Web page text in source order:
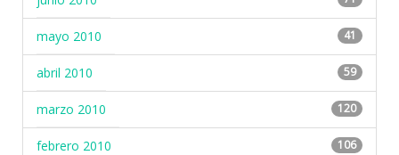
mayo 2010 41
abril 2010 59
marzo 2010 120
febrero 2010 106